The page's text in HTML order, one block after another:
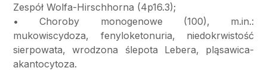
Zespół Wolfa-Hirschhorna (4p16.3);
• Choroby monogenowe (100), m.in.:
mukowiscydoza, fenyloketonuria, niedokrwistość
sierpowata, wrodzona ślepota Lebera, pląsawica-
akantocytoza.